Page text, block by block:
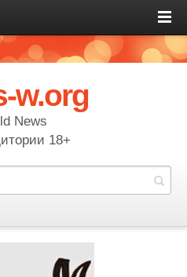
w.org
News
18+